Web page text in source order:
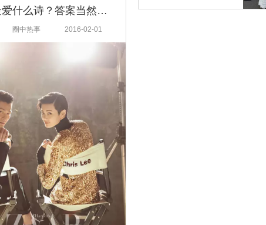
遥问吴奇隆最爱什么诗？答案当然是“刘诗诗”！
圈中热事 2016-02-01